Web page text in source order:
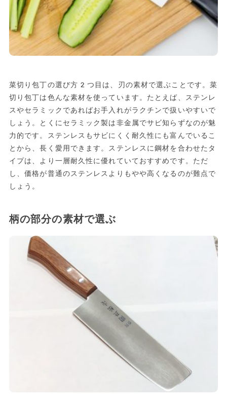
菜切り包丁の選び方2つ目は、刃の素材で選ぶことです。菜
切り包丁は色んな素材を使っています。たとえば、ステンレ
スやセラミックであればお手入れがラクチンで扱いやすいで
しょう。とくにセラミック製は非金属でサビ知らずなのが魅
力的です。ステンレスもサビにくく耐久性にも富んでいるこ
とから、長く愛用できます。ステンレスに鋼材を合わせたタ
イプは、より一層耐久性に優れていておすすめです。ただ
し、価格が普通のステンレスよりもやや高くなるのが難点で
しょう。
柄の部分の素材で選ぶ